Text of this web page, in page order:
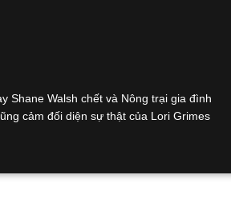
Shane Walsh chết và Nông trại gia đình
cảm đối diện sự thật của Lori Grimes